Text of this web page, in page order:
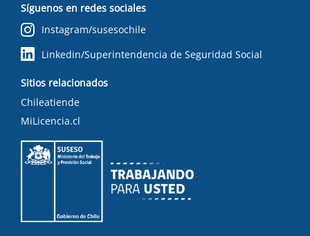
Síguenos en redes sociales
Instagram/susesochile
Linkedin/Superintendencia de Seguridad Social
Sitios relacionados
Chileatiende
MiLicencia.cl